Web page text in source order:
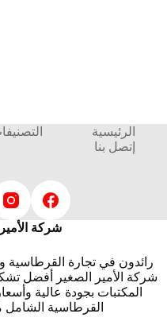
الرئيسية
إتصل بنا
شركة
رائدون في تجارة القرطاسية
شركة الأمير الصغير أفضل
المكتبات بجودة عالية
القرطاسية الشامل